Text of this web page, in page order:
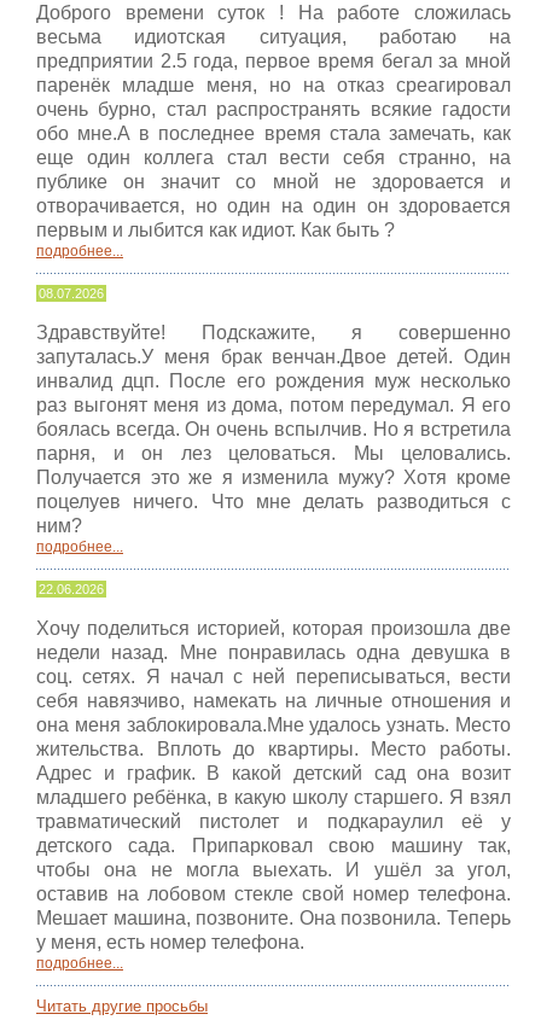
Доброго времени суток ! На работе сложилась
весьма идиотская ситуация, работаю на
предприятии 2.5 года, первое время бегал за мной
паренёк младше меня, но на отказ среагировал
очень бурно, стал распространять всякие гадости
обо мне.А в последнее время стала замечать, как
еще один коллега стал вести себя странно, на
публике он значит со мной не здоровается и
отворачивается, но один на один он здоровается
первым и лыбится как идиот. Как быть ?
подробнее...
08.07.2026
Здравствуйте! Подскажите, я совершенно
запуталась.У меня брак венчан.Двое детей. Один
инвалид дцп. После его рождения муж несколько
раз выгонят меня из дома, потом передумал. Я его
боялась всегда. Он очень вспылчив. Но я встретила
парня, и он лез целоваться. Мы целовались.
Получается это же я изменила мужу? Хотя кроме
поцелуев ничего. Что мне делать разводиться с
ним?
подробнее...
22.06.2026
Хочу поделиться историей, которая произошла две
недели назад. Мне понравилась одна девушка в
соц. сетях. Я начал с ней переписываться, вести
себя навязчиво, намекать на личные отношения и
она меня заблокировала.Мне удалось узнать. Место
жительства. Вплоть до квартиры. Место работы.
Адрес и график. В какой детский сад она возит
младшего ребёнка, в какую школу старшего. Я взял
травматический пистолет и подкараулил её у
детского сада. Припарковал свою машину так,
чтобы она не могла выехать. И ушёл за угол,
оставив на лобовом стекле свой номер телефона.
Мешает машина, позвоните. Она позвонила. Теперь
у меня, есть номер телефона.
подробнее...
Читать другие просьбы